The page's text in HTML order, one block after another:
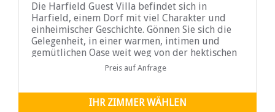
Die Harfield Guest Villa befindet sich in
Harfield, einem Dorf mit viel Charakter und
einheimischer Geschichte. Gönnen Sie sich die
Gelegenheit, in einer warmen, intimen und
gemütlichen Oase weit weg von der hektischen
Menschenmenge zu entspannen
Preis auf Anfrage
IHR ZIMMER WÄHLEN